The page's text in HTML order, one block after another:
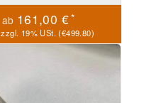
ab 161,00 €*
zzgl. 19% USt. (€499.80)